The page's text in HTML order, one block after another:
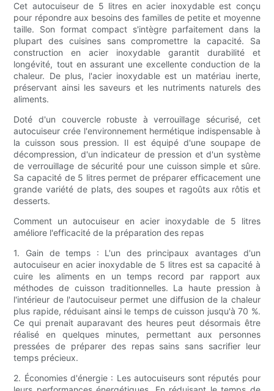
Cet autocuiseur de 5 litres en acier inoxydable est conçu
pour répondre aux besoins des familles de petite et moyenne
taille. Son format compact s'intègre parfaitement dans la
plupart des cuisines sans compromettre la capacité. Sa
construction en acier inoxydable garantit durabilité et
longévité, tout en assurant une excellente conduction de la
chaleur. De plus, l'acier inoxydable est un matériau inerte,
préservant ainsi les saveurs et les nutriments naturels des
aliments.
Doté d'un couvercle robuste à verrouillage sécurisé, cet
autocuiseur crée l'environnement hermétique indispensable à
la cuisson sous pression. Il est équipé d'une soupape de
décompression, d'un indicateur de pression et d'un système
de verrouillage de sécurité pour une cuisson simple et sûre.
Sa capacité de 5 litres permet de préparer efficacement une
grande variété de plats, des soupes et ragoûts aux rôtis et
desserts.
Comment un autocuiseur en acier inoxydable de 5 litres
améliore l'efficacité de la préparation des repas
1. Gain de temps : L'un des principaux avantages d'un
autocuiseur en acier inoxydable de 5 litres est sa capacité à
cuire les aliments en un temps record par rapport aux
méthodes de cuisson traditionnelles. La haute pression à
l'intérieur de l'autocuiseur permet une diffusion de la chaleur
plus rapide, réduisant ainsi le temps de cuisson jusqu'à 70 %.
Ce qui prenait auparavant des heures peut désormais être
réalisé en quelques minutes, permettant aux personnes
pressées de préparer des repas sains sans sacrifier leur
temps précieux.
2. Économies d'énergie : Les autocuiseurs sont réputés pour